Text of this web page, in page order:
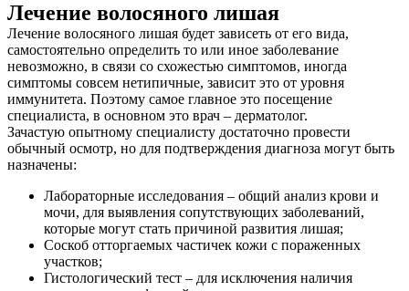
Лечение волосяного лишая
Лечение волосяного лишая будет зависеть от его вида,
самостоятельно определить то или иное заболевание
невозможно, в связи со схожестью симптомов, иногда
симптомы совсем нетипичные, зависит это от уровня
иммунитета. Поэтому самое главное это посещение
специалиста, в основном это врач – дерматолог.
Зачастую опытному специалисту достаточно провести
обычный осмотр, но для подтверждения диагноза могут быть
назначены:
Лабораторные исследования – общий анализ крови и
мочи, для выявления сопутствующих заболеваний,
которые могут стать причиной развития лишая;
Соскоб отторгаемых частичек кожи с пораженных
участков;
Гистологический тест – для исключения наличия